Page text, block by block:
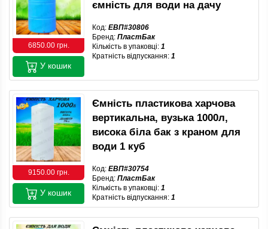
6850.00 грн.
ємність для води на дачу
Код: ЕВП#30806
Бренд: ПластБак
Кількість в упаковці: 1
Кратність відпускання: 1
У кошик
9150.00 грн.
Ємність пластикова харчова
вертикальна, вузька 1000л,
висока біла бак з краном для
води 1 куб
Код: ЕВП#30754
Бренд: ПластБак
Кількість в упаковці: 1
Кратність відпускання: 1
У кошик